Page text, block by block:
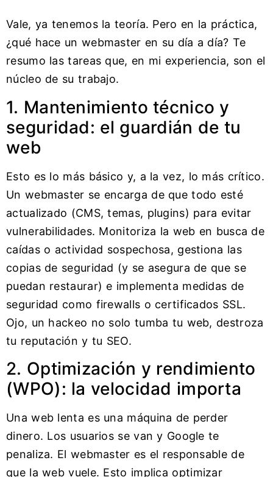
Vale, ya tenemos la teoría. Pero en la práctica,
¿qué hace un webmaster en su día a día? Te
resumo las tareas que, en mi experiencia, son el
núcleo de su trabajo.
1. Mantenimiento técnico y
seguridad: el guardián de tu
web
Esto es lo más básico y, a la vez, lo más crítico.
Un webmaster se encarga de que todo esté
actualizado (CMS, temas, plugins) para evitar
vulnerabilidades. Monitoriza la web en busca de
caídas o actividad sospechosa, gestiona las
copias de seguridad (y se asegura de que se
puedan restaurar) e implementa medidas de
seguridad como firewalls o certificados SSL.
Ojo, un hackeo no solo tumba tu web, destroza
tu reputación y tu SEO.
2. Optimización y rendimiento
(WPO): la velocidad importa
Una web lenta es una máquina de perder
dinero. Los usuarios se van y Google te
penaliza. El webmaster es el responsable de
que la web vuele. Esto implica optimizar